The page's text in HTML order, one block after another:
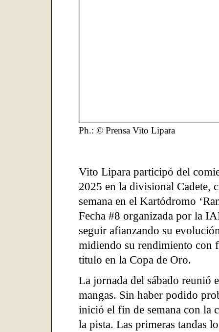
Ph.: © Prensa Vito Lipara
Vito Lipara participó del
2025 en la divisional Cadete,
semana en el Kartódromo
Fecha #8 organizada por la
seguir afianzando su
midiendo su rendimiento con
título en la Copa de Oro.
La jornada del sábado reunió
mangas. Sin haber podido
inició el fin de semana con la
la pista. Las primeras tandas